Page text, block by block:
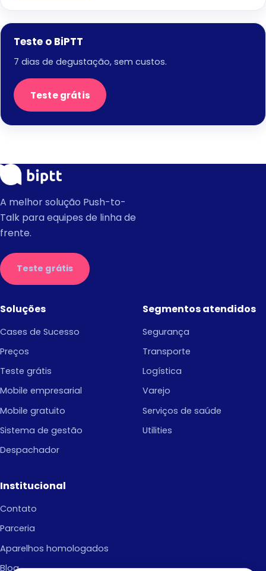
Teste o BiPTT
7 dias de degustação, sem custos.
Teste grátis
A melhor solução Push-to-
Talk para equipes de linha de
frente.
Teste grátis
Soluções
Cases de Sucesso
Preços
Teste grátis
Mobile empresarial
Mobile gratuito
Sistema de gestão
Despachador
Segmentos atendidos
Segurança
Transporte
Logística
Varejo
Serviços de saúde
Utilities
Institucional
Contato
Parceria
Aparelhos homologados
Blog